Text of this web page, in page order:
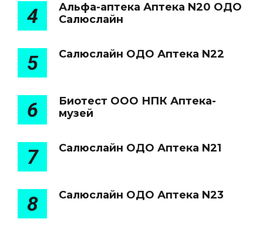
4
Альфа-аптека Аптека N20 ОДО
Салюслайн
5 Салюслайн ОДО Аптека N22
6
Биотест ООО НПК Аптека-
музей
7 Салюслайн ОДО Аптека N21
8 Салюслайн ОДО Аптека N23